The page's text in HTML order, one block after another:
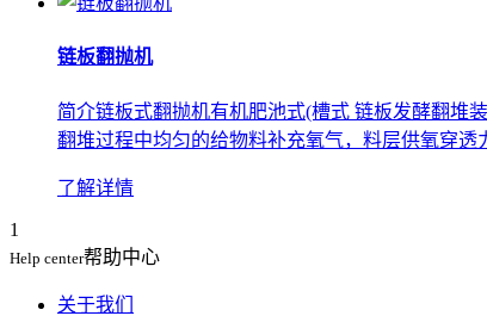
链板翻抛机
简介链板式翻抛机有机肥池式(槽式 链板发酵翻堆
翻堆过程中均匀的给物料补充氧气，料层供氧穿
了解详情
1
Help center帮助中心
关于我们